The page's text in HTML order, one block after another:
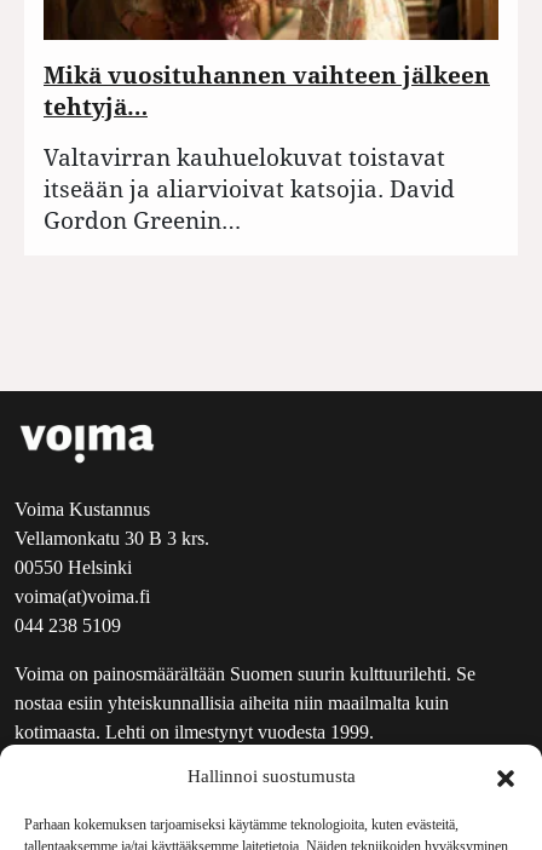
Hallinnoi suostumusta
Parhaan kokemuksen tarjoamiseksi käytämme teknologioita, kuten evästeitä,
tallentaaksemme ja/tai käyttääksemme laitetietoja. Näiden tekniikoiden hyväksyminen
Mikä vuosituhannen vaihteen jälkeen
tehtyjä…
Valtavirran kauhuelokuvat toistavat
itseään ja aliarvioivat katsojia. David
Gordon Greenin…
Voima Kustannus
Vellamonkatu 30 B 3 krs.
00550 Helsinki
voima(at)voima.fi
044 238 5109
Voima on painosmäärältään Suomen suurin kulttuurilehti. Se
nostaa esiin yhteiskunnallisia aiheita niin maailmalta kuin
kotimaasta. Lehti on ilmestynyt vuodesta 1999.
UUTISKIRJE